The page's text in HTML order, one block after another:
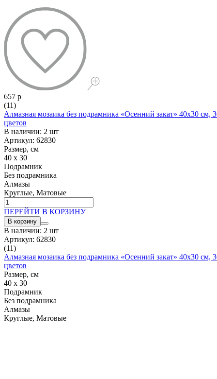
657 р
(11)
Алмазная мозаика без подрамника «Осенний закат» 40x30 см,
цветов
В наличии: 2 шт
Артикул: 62830
Размер, см
40 x 30
Подрамник
Без подрамника
Алмазы
Круглые, Матовые
ПЕРЕЙТИ В КОРЗИНУ
В корзину
В наличии: 2 шт
Артикул: 62830
(11)
Алмазная мозаика без подрамника «Осенний закат» 40x30 см,
цветов
Размер, см
40 x 30
Подрамник
Без подрамника
Алмазы
Круглые, Матовые